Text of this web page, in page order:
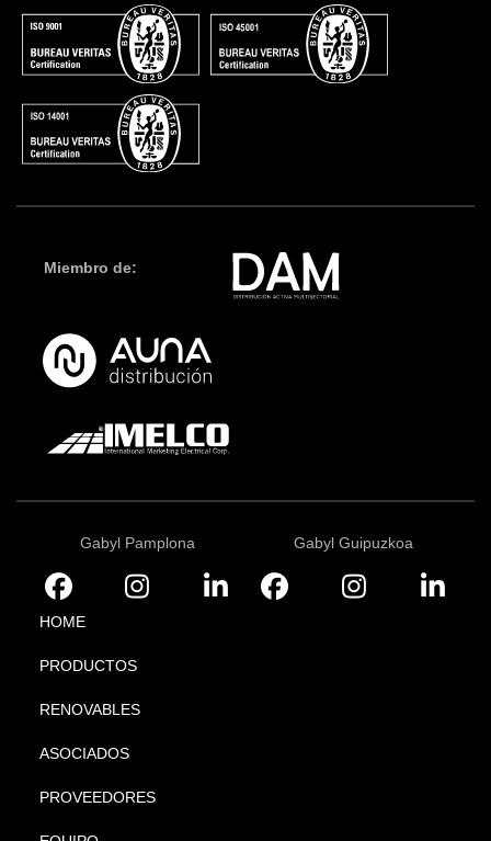
Miembro de:
Gabyl Pamplona Gabyl Guipuzkoa
HOME
PRODUCTOS
RENOVABLES
ASOCIADOS
PROVEEDORES